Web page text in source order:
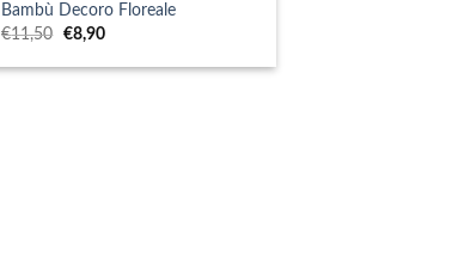
Bambù Decoro Floreale
€11,50 Il
originale
€8,90Il
attuale